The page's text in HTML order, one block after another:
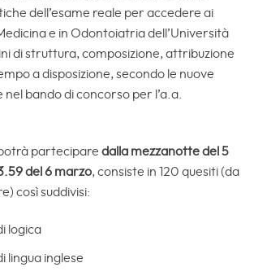
dell’esame reale per accedere ai
e in Odontoiatria dell’Università
di struttura, composizione, attribuzione
a disposizione, secondo le nuove
bando di concorso per l’a.a.
partecipare dalla mezzanotte del 5
del 6 marzo, consiste in 120 quesiti (da
così suddivisi:
logica
lingua inglese